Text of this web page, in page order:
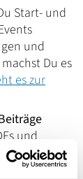
Start- und
und
Du es
es zur
und
So kannst
und Deine